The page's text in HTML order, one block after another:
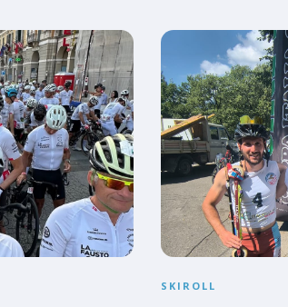
SKIROLL